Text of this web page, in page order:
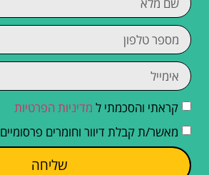
קראתי והסכמתי ל מדיניות הפרטיות
מאשר/ת קבלת דיוור וחומרים פרסומיים
שליחה